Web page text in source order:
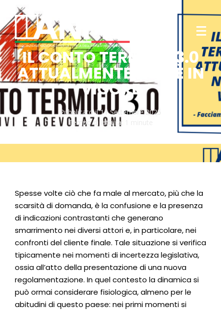
IL CONTO TERMICO 3.0
ATTUALMENTE NON È IN
VIGORE
Pubblicato il11 Settembre 2025
Tempo di lettura:
Spesse volte ciò che fa male al mercato, più che la
scarsità di domanda, è la confusione e la presenza
di indicazioni contrastanti che generano
smarrimento nei diversi attori e, in particolare, nei
confronti del cliente finale. Tale situazione si verifica
tipicamente nei momenti di incertezza legislativa,
ossia all’atto della presentazione di una nuova
regolamentazione. In quel contesto la dinamica si
può ormai considerare fisiologica, almeno per le
abitudini di questo paese: nei primi momenti si